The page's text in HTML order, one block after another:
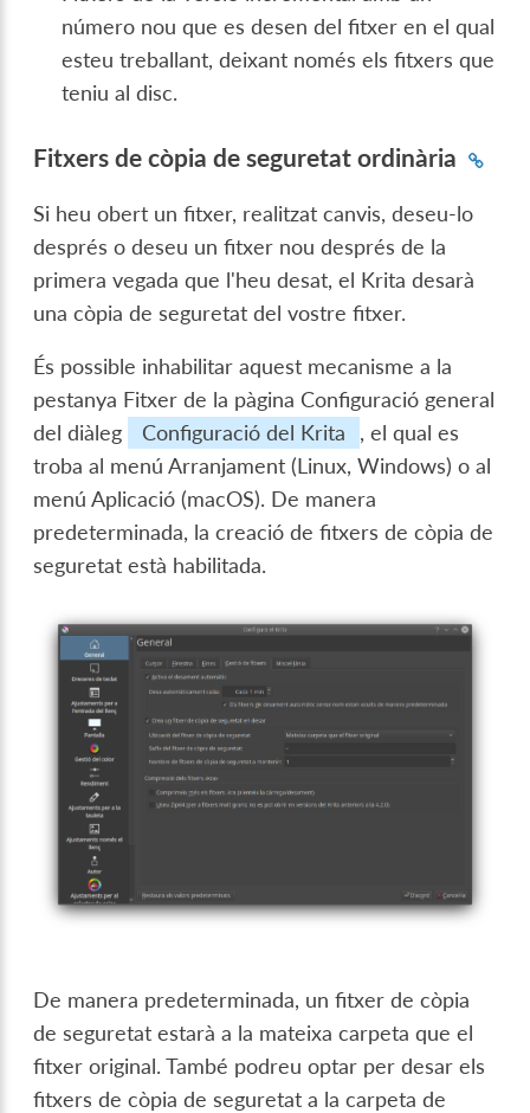
número nou que es desen del fitxer en el qual
esteu treballant, deixant només els fitxers que
teniu al disc.
Fitxers de còpia de seguretat ordinària
Si heu obert un fitxer, realitzat canvis, deseu-lo
després o deseu un fitxer nou després de la
primera vegada que l'heu desat, el Krita desarà
una còpia de seguretat del vostre fitxer.
És possible inhabilitar aquest mecanisme a la
pestanya Fitxer de la pàgina Configuració general
del diàleg
Configuració del Krita
, el qual es
troba al menú Arranjament (Linux, Windows) o al
menú Aplicació (macOS). De manera
predeterminada, la creació de fitxers de còpia de
seguretat està habilitada.
De manera predeterminada, un fitxer de còpia
de seguretat estarà a la mateixa carpeta que el
fitxer original. També podreu optar per desar els
fitxers de còpia de seguretat a la carpeta de